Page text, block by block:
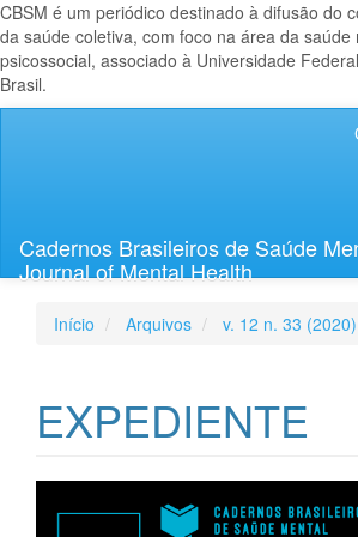
CBSM é um periódico destinado à difusão do
da saúde coletiva, com foco na área da saúde
psicossocial, associado à Universidade
Brasil.
Lateral
Cadernos Brasileiros de Saúde
Journal of Mental Health
Início Arquivos v. 12 n. 33 (2020)
EXPEDIENTE
Barra